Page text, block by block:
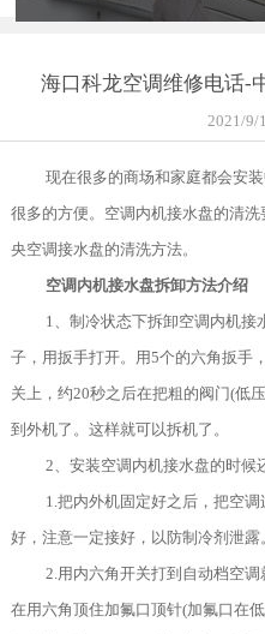
海口科龙空调维修电话-
2021/9/
现在很多的商场和家庭都会安
很多的方便。空调内机接水盘的清
央空调接水盘的清洗方法。
空调内机接水盘拆卸方法介绍
1、制冷状态下拆卸空调内机接
子，用扳手打开。用5个的六角扳手
关上，约20秒之后在把粗的阀门(低
到外机了。这样就可以拆机了。
2、安装空调内机接水盘的时候
1.把内外机固定好之后，把空
好，注意一定接好，以防制冷剂泄露
2.用内六角开关打到自动档空
在用六角顶住加氟口顶针(加氟口在